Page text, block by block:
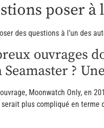
poser
des questions à l’un des
ouvrages
?
Moonwatch Only, en
plus compliqué en terme